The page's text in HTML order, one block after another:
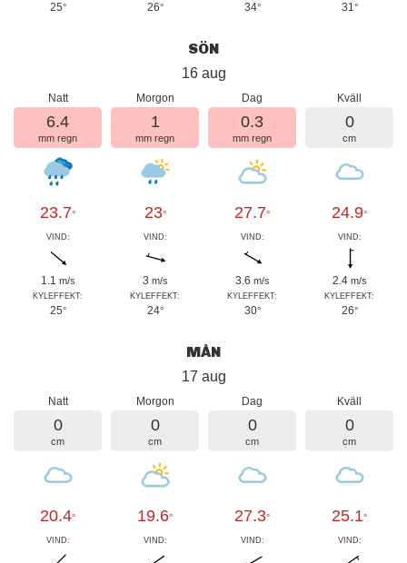
25° 26° 34° 31°
SÖN
16 aug
Natt
6.4
mm regn
23.7°
VIND:
1.1 m/s
KYLEFFEKT:
25°
Morgon
1
mm regn
23°
VIND:
3 m/s
KYLEFFEKT:
24°
Dag
0.3
mm regn
27.7°
VIND:
3.6 m/s
KYLEFFEKT:
30°
Kväll
0
cm
24.9°
VIND:
2.4 m/s
KYLEFFEKT:
26°
MÅN
17 aug
Natt
0
cm
20.4°
VIND:
Morgon
0
cm
19.6°
VIND:
Dag
0
cm
27.3°
VIND:
Kväll
0
cm
25.1°
VIND: